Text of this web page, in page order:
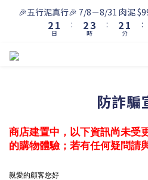
🎉五行泥真行🎉 7/8－8/31 肉泥
3
2
1
2
1
0
日
:
3
2
1
4
3
2
時
:
3
2
1
2
1
0
分
:
防詐騙
商店建置中，以下資訊尚未受
的購物體驗；若有任何疑問請
親愛的顧客您好